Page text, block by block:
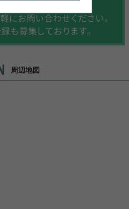
周辺地図